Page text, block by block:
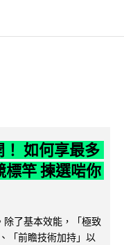
如何享最多
竿 揀選啱你
了基本效能，「極致
「前瞻技術加持」以